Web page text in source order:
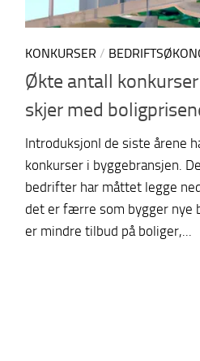
KONKURSER /
Økte antall
skjer med
IntroduksjonI de siste årene
konkurser i byggebransjen.
bedrifter har måttet legge
det er færre som bygger nye
er mindre tilbud på boliger,...